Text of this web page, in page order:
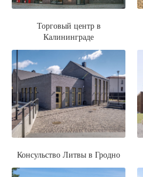
Торговый центр в
Калининграде
Консульство Литвы в Гродно